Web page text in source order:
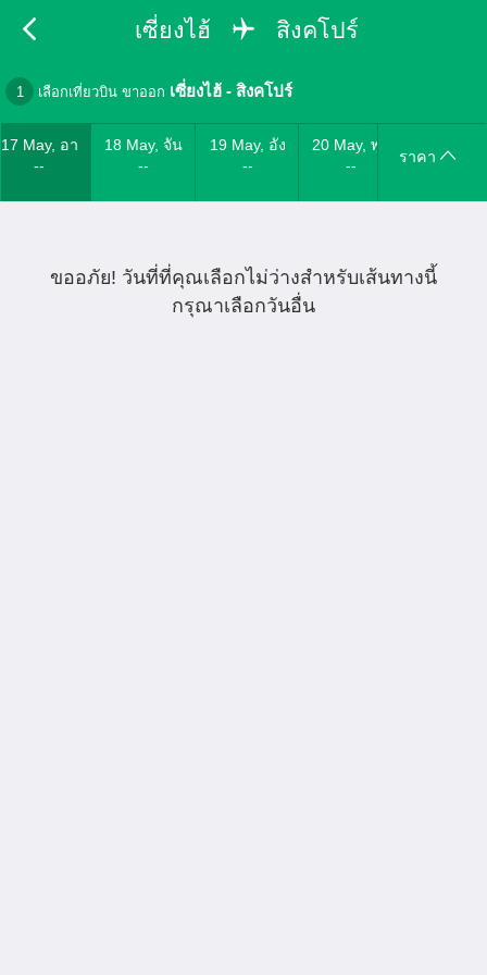
เซี่ยงไฮ้ สิงคโปร์
1 เลือกเที่ยวบิน ขาออก เซี่ยงไฮ้ -สิงคโปร์
17 May, อา
--
18 May, จัน
--
19 May, อัง
--
20 May, พุธ
--
ราคา
ขออภัย! วันที่ที่คุณเลือกไม่ว่างสำหรับเส้นทางนี้
กรุณาเลือกวันอื่น